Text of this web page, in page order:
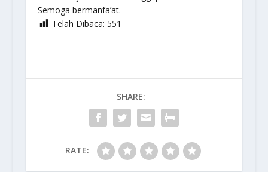
Semoga bermanfa’at.
Telah Dibaca: 551
SHARE:
RATE: